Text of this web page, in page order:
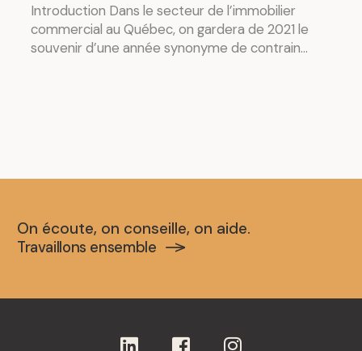
Introduction Dans le secteur de l’immobilier
commercial au Québec, on gardera de 2021 le
souvenir d’une année synonyme de contrain...
On écoute, on conseille, on aide.
Travaillons ensemble